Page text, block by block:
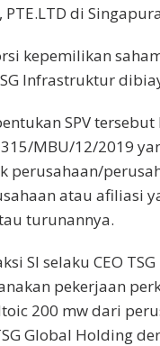
di
kepemilikan
Infrastruktur
SPV
315/MBU/12/2019
perusahaan/
atau afiliasi
turunannya.
SI selaku CEO
pekerjaan
200 mw dari
Global Holding